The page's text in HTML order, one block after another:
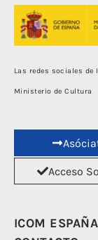
Las redes sociales de
Ministerio de Cultura
Acceso
ICOM ESPAÑA